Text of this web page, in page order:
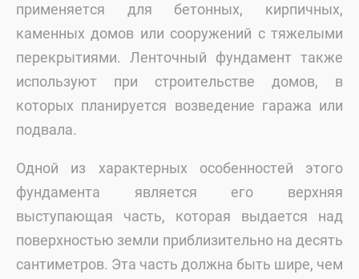
применяется для бетонных, кирпичных,
каменных домов или сооружений с тяжелыми
перекрытиями. Ленточный фундамент также
используют при строительстве домов, в
которых планируется возведение гаража или
подвала.
Одной из характерных особенностей этого
фундамента является его верхняя
выступающая часть, которая выдается над
поверхностью земли приблизительно на десять
сантиметров. Эта часть должна быть шире, чем